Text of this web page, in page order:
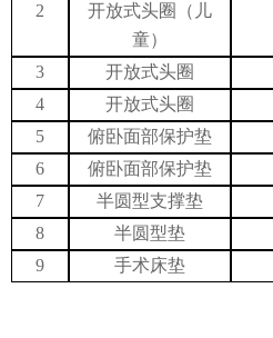
图书馆 大医电子图书阅览系统
医患交流
2
开放式头圈（儿
童）
3 开放式头圈
4
开放式头圈
5
俯卧面部保护垫
6
俯卧面部保护垫
7
半圆型支撑垫
8
半圆型垫
9
手术床垫